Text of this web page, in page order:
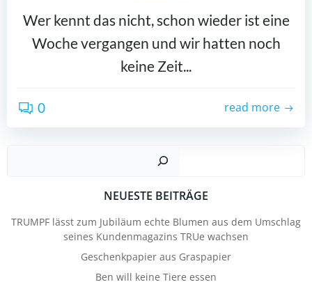
Wer kennt das nicht, schon wieder ist eine
Woche vergangen und wir hatten noch
keine Zeit...
0 read more
NEUESTE BEITRÄGE
TRUMPF lässt zum Jubiläum echte Blumen aus dem Umschlag
seines Kundenmagazins TRUe wachsen
Geschenkpapier aus Graspapier
Ben will keine Tiere essen